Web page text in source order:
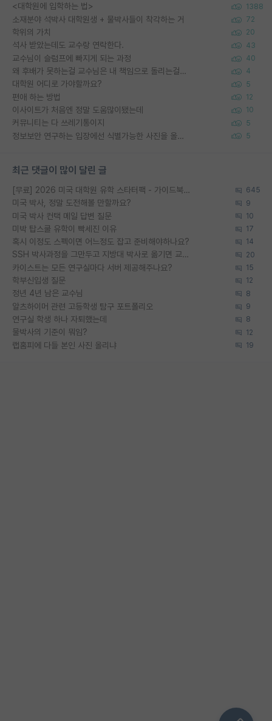
<대학원에 입학하는 법> 1388
소재분야 석박사 대학원생 + 물박사들이 착각하는 거 72
학위의 가치 20
석사 받았는데도 교수랑 연락한다. 43
교수님이 슬럼프에 빠지게 되는 과정 40
왜 후배가 못하는걸 교수님은 내 책임으로 돌리는걸까요? 4
대학원 어디로 가야할까요? 5
편애 하는 방법 12
이사이트가 처음엔 정말 도움많이됐는데 10
커뮤니티는 다 쓰레기통이지 5
정보보안 연구하는 입장에선 식별가능한 사진을 올리는건 비추이긴함 5
최근 댓글이 많이 달린 글
[무료] 2026 미국 대학원 유학 스타터팩 - 가이드북 & 합격자 컨택메일 템플릿 645
미국 박사, 정말 도전해볼 만할까요? 9
미국 박사 컨택 메일 답변 질문 10
미박 탑스쿨 유학이 빡세진 이유 17
혹시 이정도 스펙이면 어느정도 잡고 준비해야하나요? 14
SSH 박사과정을 그만두고 지방대 박사로 옮기면 교수의 꿈은 끝일까요? 20
카이스트는 모든 연구실마다 서버 제공해주나요? 15
학부신입생 질문 12
정년 4년 남은 교수님 8
알츠하이머 관련 고등학생 탐구 포트폴리오 9
연구실 학생 하나 자퇴했는데 8
물박사의 기준이 뭐임? 12
랩홈피에 다들 본인 사진 올리냐 19